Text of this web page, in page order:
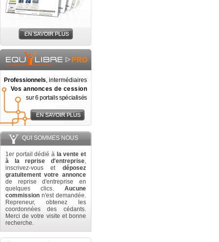
Professionnels, intermédiaires
Vos annonces de cession
sur 6 portails spécialisés
QUI SOMMES NOUS
1er portail dédié à la vente et
à la reprise d'entreprise,
inscrivez-vous et déposez
gratuitement votre annonce
de reprise d'entreprise en
quelques clics. Aucune
commission n'est demandée.
Repreneur, obtenez les
coordonnées des cédants.
Merci de votre visite et bonne
recherche.